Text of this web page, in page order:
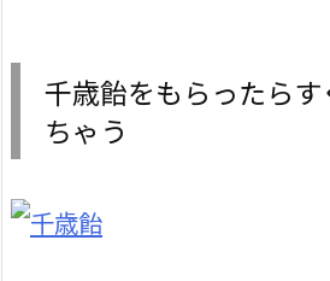
千歳飴をもらったら
ちゃう